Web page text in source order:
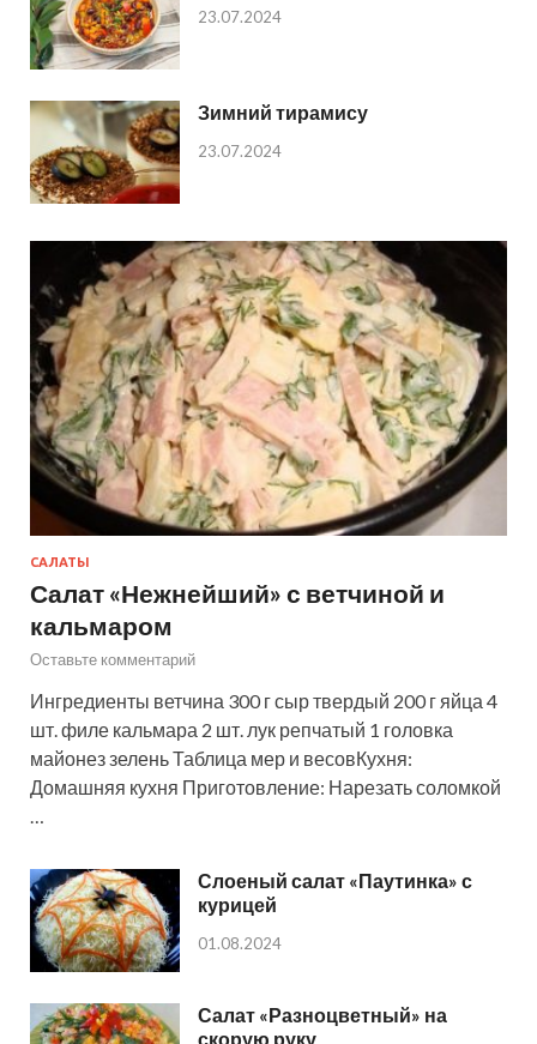
23.07.2024
Зимний тирамису
23.07.2024
САЛАТЫ
Салат «Нежнейший» с ветчиной и
кальмаром
Оставьте комментарий
Ингредиенты ветчина 300 г сыр твердый 200 г яйца 4
шт. филе кальмара 2 шт. лук репчатый 1 головка
майонез зелень Таблица мер и весовКухня:
Домашняя кухня Приготовление: Нарезать соломкой
…
Слоеный салат «Паутинка» с
курицей
01.08.2024
Салат «Разноцветный» на
скорую руку